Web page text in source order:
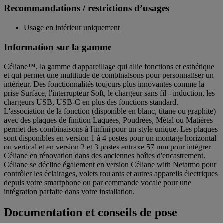
Recommandations / restrictions d’usages
Usage en intérieur uniquement
Information sur la gamme
Céliane™, la gamme d'appareillage qui allie fonctions et esthétique
et qui permet une multitude de combinaisons pour personnaliser un
intérieur. Des fonctionnalités toujours plus innovantes comme la
prise Surface, l'interrupteur Soft, le chargeur sans fil - induction, les
chargeurs USB, USB-C en plus des fonctions standard.
L'association de la fonction (disponible en blanc, titane ou graphite)
avec des plaques de finition Laquées, Poudrées, Métal ou Matières
permet des combinaisons à l'infini pour un style unique. Les plaques
sont disponibles en version 1 à 4 postes pour un montage horizontal
ou vertical et en version 2 et 3 postes entraxe 57 mm pour intégrer
Céliane en rénovation dans des anciennes boîtes d'encastrement.
Céliane se décline également en version Céliane with Netatmo pour
contrôler les éclairages, volets roulants et autres appareils électriques
depuis votre smartphone ou par commande vocale pour une
intégration parfaite dans votre installation.
Documentation et conseils de pose